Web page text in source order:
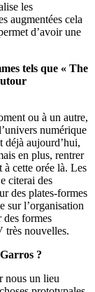
les
augmentées cela
d’avoir une
tels que « The
ou à un autre,
numérique
déjà aujourd’hui,
en plus, rentrer
à cette orée là. Les
citerai des
des plates-formes
sur l’organisation
des formes
très nouvelles.
?
nous un lieu